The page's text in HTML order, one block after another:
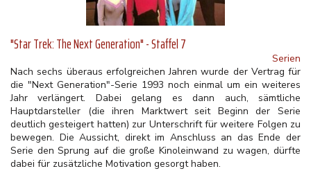
"Star Trek: The Next Generation" - Staffel 7
Serien
Nach sechs überaus erfolgreichen Jahren wurde der Vertrag für
die "Next Generation"-Serie 1993 noch einmal um ein weiteres
Jahr verlängert. Dabei gelang es dann auch, sämtliche
Hauptdarsteller (die ihren Marktwert seit Beginn der Serie
deutlich gesteigert hatten) zur Unterschrift für weitere Folgen zu
bewegen. Die Aussicht, direkt im Anschluss an das Ende der
Serie den Sprung auf die große Kinoleinwand zu wagen, dürfte
dabei für zusätzliche Motivation gesorgt haben.